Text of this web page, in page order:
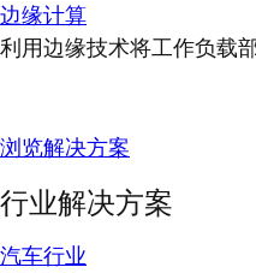
边缘计算
利用边缘技术将工作负载
浏览解决方案
行业解决方案
汽车行业